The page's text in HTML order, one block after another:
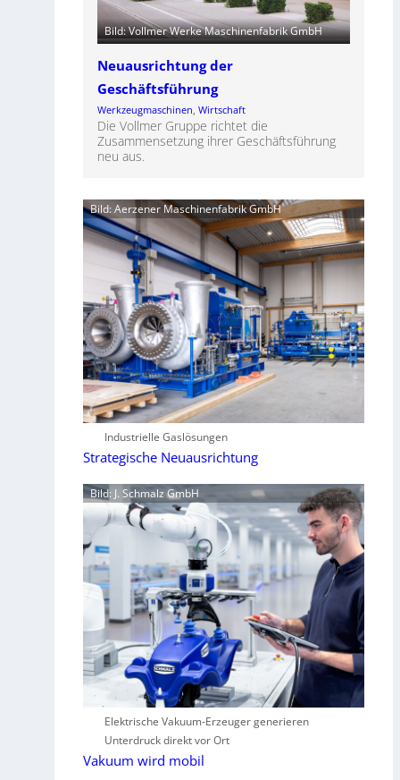
Bild: Vollmer Werke Maschinenfabrik GmbH
Neuausrichtung der
Geschäftsführung
Werkzeugmaschinen , Wirtschaft
Die Vollmer Gruppe richtet die
Zusammensetzung ihrer Geschäftsführung
neu aus.
Bild: Aerzener Maschinenfabrik GmbH
Industrielle Gaslösungen
Strategische Neuausrichtung
Bild: J. Schmalz GmbH
Elektrische Vakuum-Erzeuger generieren
Unterdruck direkt vor Ort
Vakuum wird mobil